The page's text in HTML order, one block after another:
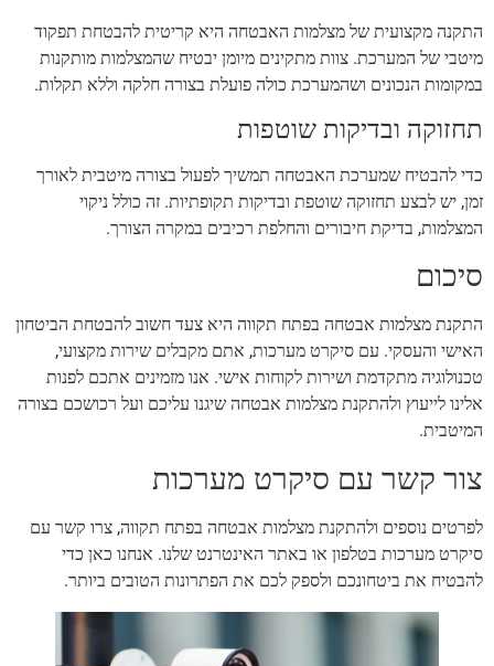
התקנה מקצועית של מצלמות האבטחה היא קריטית להבטחת תפקוד
מיטבי של המערכת. צוות מתקינים מיומן יבטיח שהמצלמות מותקנות
במקומות הנכונים ושהמערכת כולה פועלת בצורה חלקה וללא תקלות.
תחזוקה ובדיקות שוטפות
כדי להבטיח שמערכת האבטחה תמשיך לפעול בצורה מיטבית לאורך
זמן, יש לבצע תחזוקה שוטפת ובדיקות תקופתיות. זה כולל ניקוי
המצלמות, בדיקת חיבורים והחלפת רכיבים במקרה הצורך.
סיכום
התקנת מצלמות אבטחה בפתח תקווה היא צעד חשוב להבטחת הביטחון
האישי והעסקי. עם סיקרט מערכות, אתם מקבלים שירות מקצועי,
טכנולוגיה מתקדמת ושירות לקוחות אישי. אנו מזמינים אתכם לפנות
אלינו לייעוץ ולהתקנת מצלמות אבטחה שיגנו עליכם ועל רכושכם בצורה
המיטבית.
צור קשר עם סיקרט מערכות
לפרטים נוספים ולהתקנת מצלמות אבטחה בפתח תקווה, צרו קשר עם
סיקרט מערכות בטלפון או באתר האינטרנט שלנו. אנחנו כאן כדי
להבטיח את ביטחונכם ולספק לכם את הפתרונות הטובים ביותר.